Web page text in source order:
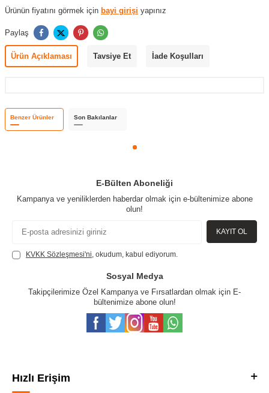
Ürünün fiyatını görmek için bayi girişi yapınız
Paylaş
Ürün Açıklaması Tavsiye Et İade Koşulları
Benzer Ürünler Son Bakılanlar
E-Bülten Aboneliği
Kampanya ve yeniliklerden haberdar olmak için e-bültenimize abone
olun!
KAYIT OL
KVKK Sözleşmesi'ni , okudum, kabul ediyorum.
Sosyal Medya
Takipçilerimize Özel Kampanya ve Fırsatlardan olmak için E-
bültenimize abone olun!
Hızlı Erişim